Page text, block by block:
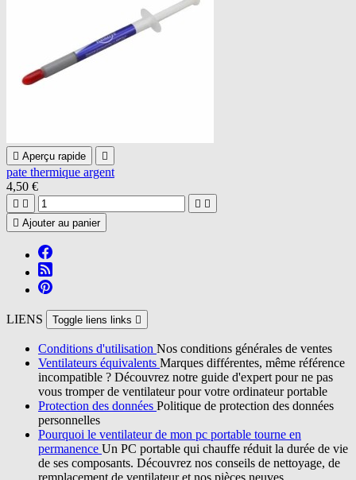
 Aperçu rapide 
pate thermique argent
4,50 €
   
 Ajouter au panier
LIENS Toggle liens links 
Conditions d'utilisation Nos conditions générales de ventes
Ventilateurs équivalents Marques différentes, même référence
incompatible ? Découvrez notre guide d'expert pour ne pas
vous tromper de ventilateur pour votre ordinateur portable
Protection des données Politique de protection des données
personnelles
Pourquoi le ventilateur de mon pc portable tourne en
permanence Un PC portable qui chauffe réduit la durée de vie
de ses composants. Découvrez nos conseils de nettoyage, de